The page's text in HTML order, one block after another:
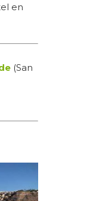
en
(San